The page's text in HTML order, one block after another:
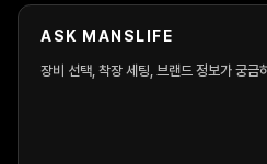
ASK MANSLIFE
장비 선택, 착장 세팅, 브랜드 정보가 궁금